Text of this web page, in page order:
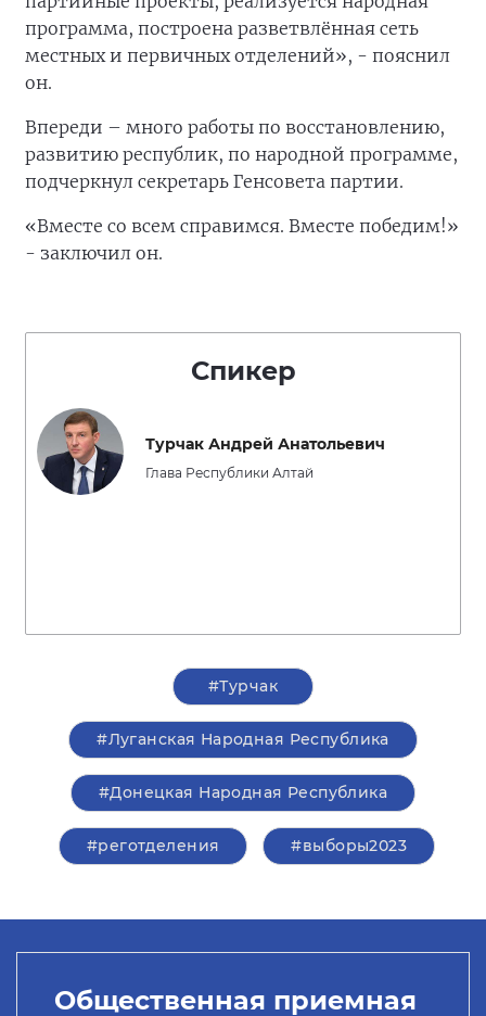
программа, построена разветвлённая сеть
местных и первичных отделений», - пояснил
он.
Впереди – много работы по восстановлению,
развитию республик, по народной программе,
подчеркнул секретарь Генсовета партии.
«Вместе со всем справимся. Вместе победим!»
- заключил он.
Спикер
Турчак Андрей Анатольевич
Глава Республики Алтай
#Турчак
#Луганская Народная Республика
#Донецкая Народная Республика
#реготделения #выборы2023
Общественная приемная